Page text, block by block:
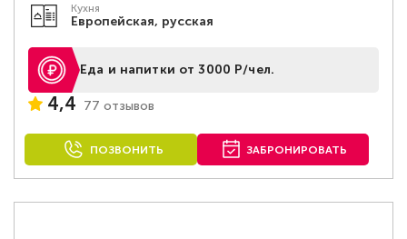
Кухня
Европейская, русская
Еда и напитки от 3000 Р/чел.
4,4 77 отзывов
ПОЗВОНИТЬ ЗАБРОНИРОВАТЬ